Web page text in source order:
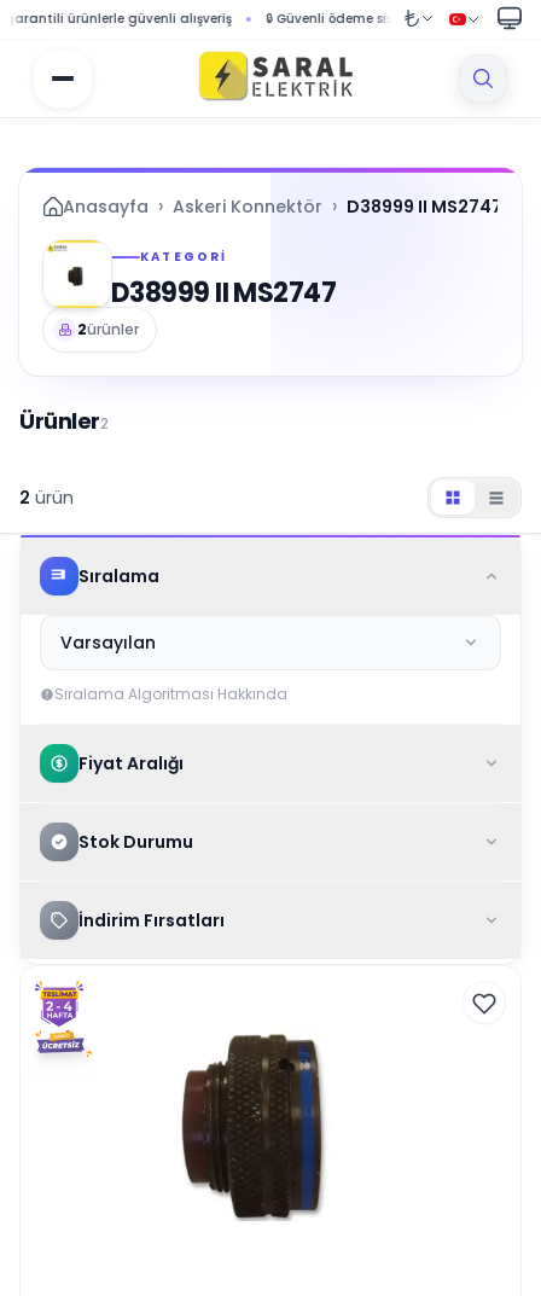
ürünlerle güvenli alışveriş 🔒 Güvenli ödeme sistemi ile korumalı alışveriş
Anasayfa › Askeri Konnektör › D38999 II MS2747
KATEGORI
D38999 II MS2747
2ürünler
Ürünler2
2 ürün
Sıralama
Varsayılan
Sıralama Algoritması Hakkında
Fiyat Aralığı
Stok Durumu
İndirim Fırsatları